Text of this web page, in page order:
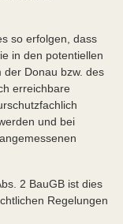
so erfolgen, dass
in den potentiellen
der Donau bzw. des
erreichbare
und bei
2 BauGB ist dies
Regelungen